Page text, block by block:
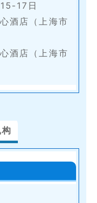
17日
酒店（上海市
酒店（上海市